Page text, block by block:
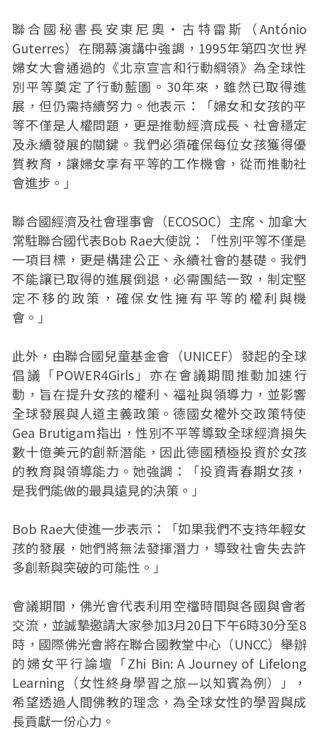
聯合國秘書長安東尼奧・古特雷斯（António
Guterres）在開幕演講中強調，1995年第四次世界
婦女大會通過的《北京宣言和行動綱領》為全球性
別平等奠定了行動藍圖。30年來，雖然已取得進
展，但仍需持續努力。他表示：「婦女和女孩的平
等不僅是人權問題，更是推動經濟成長、社會穩定
及永續發展的關鍵。我們必須確保每位女孩獲得優
質教育，讓婦女享有平等的工作機會，從而推動社
會進步。」
聯合國經濟及社會理事會（ECOSOC）主席、加拿大
常駐聯合國代表Bob Rae大使說：「性別平等不僅是
一項目標，更是構建公正、永續社會的基礎。我們
不能讓已取得的進展倒退，必需團結一致，制定堅
定不移的政策，確保女性擁有平等的權利與機
會。」
此外，由聯合國兒童基金會（UNICEF）發起的全球
倡議「POWER4Girls」亦在會議期間推動加速行
動，旨在提升女孩的權利、福祉與領導力，並影響
全球發展與人道主義政策。德國女權外交政策特使
Gea Brutigam指出，性別不平等導致全球經濟損失
數十億美元的創新潛能，因此德國積極投資於女孩
的教育與領導能力。她強調：「投資青春期女孩，
是我們能做的最具遠見的決策。」
Bob Rae大使進一步表示：「如果我們不支持年輕女
孩的發展，她們將無法發揮潛力，導致社會失去許
多創新與突破的可能性。」
會議期間，佛光會代表利用空檔時間與各國與會者
交流，並誠摯邀請大家參加3月20日下午6時30分至8
時，國際佛光會將在聯合國教堂中心（UNCC）舉辦
的婦女平行論壇「Zhi Bin: A Journey of Lifelong
Learning（女性終身學習之旅—以知賓為例）」，
希望透過人間佛教的理念，為全球女性的學習與成
長貢獻一份心力。